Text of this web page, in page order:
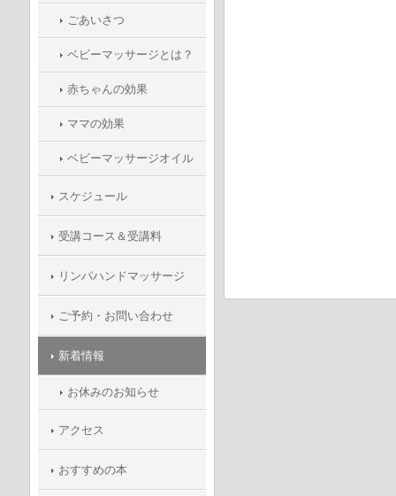
ごあいさつ
ベビーマッサージとは？
赤ちゃんの効果
ママの効果
ベビーマッサージオイル
スケジュール
受講コース＆受講料
リンパハンドマッサージ
ご予約・お問い合わせ
新着情報
お休みのお知らせ
アクセス
おすすめの本